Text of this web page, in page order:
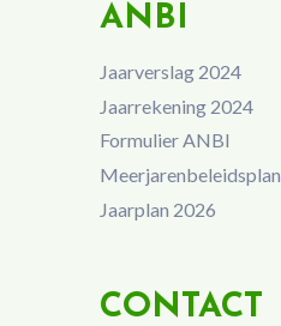
ANBI
Jaarverslag 2024
Jaarrekening 2024
Formulier ANBI
Meerjarenbeleidsplan
Jaarplan 2026
CONTACT